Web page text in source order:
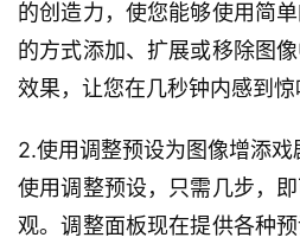
的创造力，使您能够使用简
的方式添加、扩展或移除图
效果，让您在几秒钟内感到惊
2.使用调整预设为图像增添戏
使用调整预设，只需几步，
观。调整面板现在提供各种